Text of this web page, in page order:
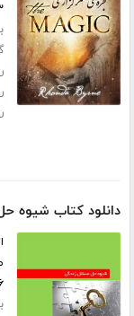
دانلود کتاب شیوه